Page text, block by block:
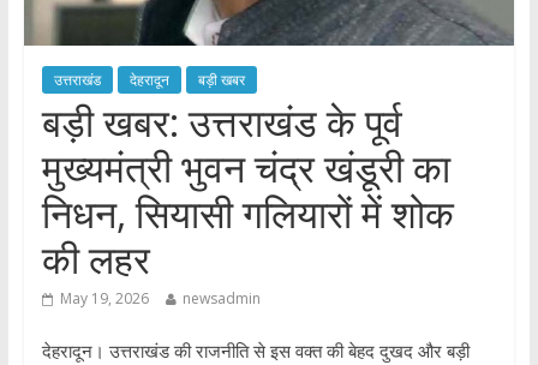
उत्तराखंड देहरादून बड़ी खबर
बड़ी खबर: उत्तराखंड के पूर्व
मुख्यमंत्री भुवन चंद्र खंडूरी का
निधन, सियासी गलियारों में शोक
की लहर
May 19, 2026 newsadmin
देहरादून। उत्तराखंड की राजनीति से इस वक्त की बेहद दुखद और बड़ी